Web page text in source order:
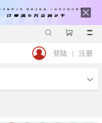
登陆 | 注册